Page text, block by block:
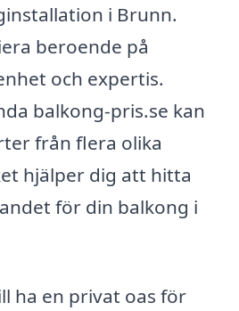
i Brunn.
beroende på
och expertis.
balkong-pris.se kan
från flera olika
hjälper dig att hitta
för din balkong i
ha en privat oas för